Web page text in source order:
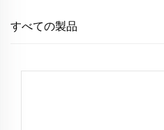
すべての製品